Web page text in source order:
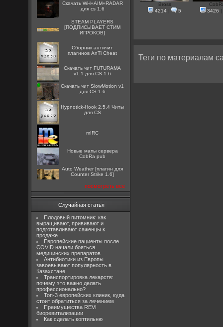
Скачать WH+AIM+RADAR
для cs 1.6
STEAM PLAYERS
[ПОДПИСЫВАЕТ СТИМ
ИГРОКОВ]
Сборник античит
плагинов AnTi Cheat
Скачать чит FUTURAMA
v1.1 для CS-1.6
Скачать чит SlowMotion v1
для CS-1.6
Hypnotick-Hook 2.5.4 Читы
для CS
mIRC
Новые мапы сервера
CobRa pub
Auto Weather [плагин для
Counter Strike 1.6]
посмотреть все
Случайная статья
Плодовый питомник: как
выращивают, прививают и
подготавливают саженцы к
продаже
Европейские пациенты после
COVID начали бояться
медицинских препаратов
Антибиотики из Европы
завоевывают популярность в
Казахстане
Транспортировка лекарств:
почему это важно делать
профессионально?
Топ-3 европейских клиник, куда
стоит обратиться за лечением
Преимущества REVI
биоревитализации
Как сделать коптильню
Bross
4214 | 5
3426
Теги по материалам